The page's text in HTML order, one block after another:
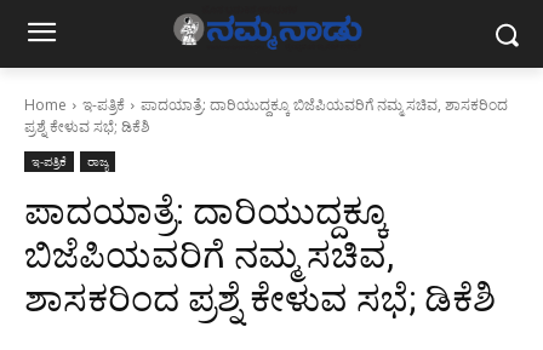
Home ಇ-ಪತ್ರಿಕೆ
ಪಾದಯಾತ್ರೆ: ದಾರಿಯುದ್ದಕ್ಕೂ ಬಿಜೆಪಿಯವರಿಗೆ ನಮ್ಮ ಸಚಿವ, ಶಾಸಕರಿಂದ
ಪ್ರಶ್ನೆ ಕೇಳುವ ಸಭೆ; ಡಿಕೆಶಿ
ಇ-ಪತ್ರಿಕೆ ರಾಜ್ಯ
ಪಾದಯಾತ್ರೆ: ದಾರಿಯುದ್ದಕ್ಕೂ
ಬಿಜೆಪಿಯವರಿಗೆ ನಮ್ಮ ಸಚಿವ,
ಶಾಸಕರಿಂದ ಪ್ರಶ್ನೆ ಕೇಳುವ ಸಭೆ; ಡಿಕೆಶಿ